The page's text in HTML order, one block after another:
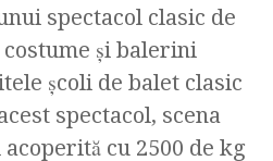
spectacol clasic de
şi balerini
şcoli de balet clasic
spectacol, scena
cu 2500 de kg